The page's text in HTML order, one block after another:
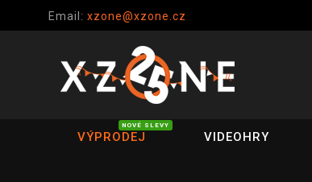
Email: xzone@xzone.cz
VÝPRODEJ
NOVÉ SLEVY
VIDEOHRY